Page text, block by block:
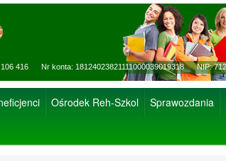
416 Nr konta: 18124023821111000039019318 NIP:
Ośrodek Reh-Szkol Sprawozdania